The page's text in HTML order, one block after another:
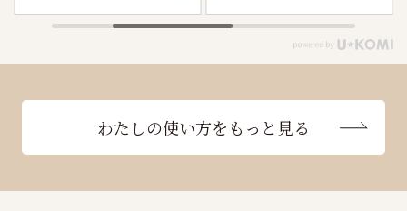
ることがある。色ももっと
多くあったら嬉しい。夏場
は少し暑い。夏用の薄めの
わたしの使い方をもっと見る